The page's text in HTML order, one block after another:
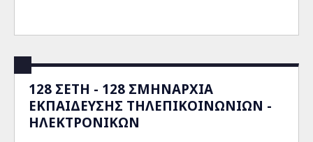
128 ΣΕΤΗ - 128 ΣΜΗΝΑΡΧΙΑ
ΕΚΠΑΙΔΕΥΣΗΣ ΤΗΛΕΠΙΚΟΙΝΩΝΙΩΝ -
ΗΛΕΚΤΡΟΝΙΚΩΝ